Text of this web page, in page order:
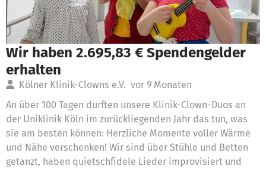
Wir haben 2.695,83 € Spendengelder
erhalten
Kölner Klinik-Clowns e.V. vor 9 Monaten
An über 100 Tagen durften unsere Klinik-Clown-Duos an
der Uniklinik Köln im zurückliegenden Jahr das tun, was
sie am besten können: Herzliche Momente voller Wärme
und Nähe verschenken! Wir sind über Stühle und Betten
getanzt, haben quietschfidele Lieder improvisiert und